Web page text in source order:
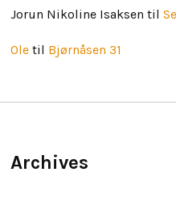
Jorun Nikoline Isaksen til
Oletil Bjørnåsen 31
Archives